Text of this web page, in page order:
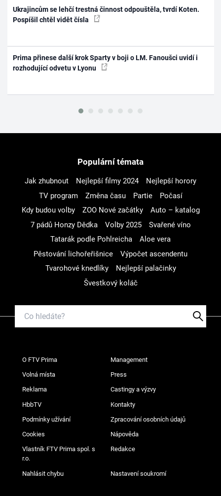
Ukrajincům se lehčí trestná činnost odpouštěla, tvrdí Koten.
Pospíšil chtěl vidět čísla
Prima přinese další krok Sparty v boji o LM. Fanoušci uvidí i
rozhodující odvetu v Lyonu
Populární témata
Jak zhubnout Nejlepší filmy 2024
Nejlepší horory
TV program
Změna času Partie
Počasí
Kdy budou volby
ZOO Nové začátky
Auto – katalog
7 pádů Honzy Dědka
Volby 2025
Svařené víno
Tatarák podle Pohlreicha
Aloe vera
Pěstování lichořeřišnice
Výpočet ascendentu
Tvarohové knedlíky
Nejlepší palačinky
Švestkový koláč
O FTV Prima Management
Volná místa Press
Reklama Castingy a výzvy
HbbTV Kontakty
Podmínky užívání Zpracování osobních údajů
Cookies Nápověda
Vlastník FTV Prima spol. s
r.o.
Redakce
Nahlásit chybu Nastavení soukromí